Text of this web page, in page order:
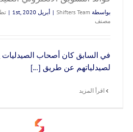
بواسطة Shifters Team
| أبريل 1st, 2020 |
مصنف
في السابق كان أصحاب الصيدليات
لصيدلياتهم عن طريق [...]